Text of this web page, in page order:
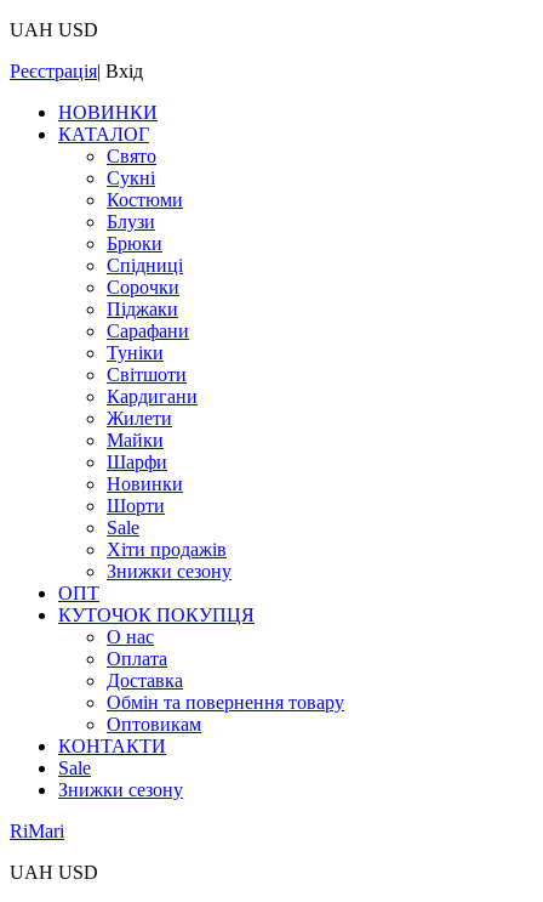
UAH USD
Реєстрація| Вхід
НОВИНКИ
КАТАЛОГ
Свято
Сукні
Костюми
Блузи
Брюки
Спідниці
Сорочки
Піджаки
Сарафани
Туніки
Світшоти
Кардигани
Жилети
Майки
Шарфи
Новинки
Шорти
Sale
Хіти продажів
Знижки сезону
ОПТ
КУТОЧОК ПОКУПЦЯ
О нас
Оплата
Доставка
Обмін та повернення товару
Оптовикам
КОНТАКТИ
Sale
Знижки сезону
RiMari
UAH USD